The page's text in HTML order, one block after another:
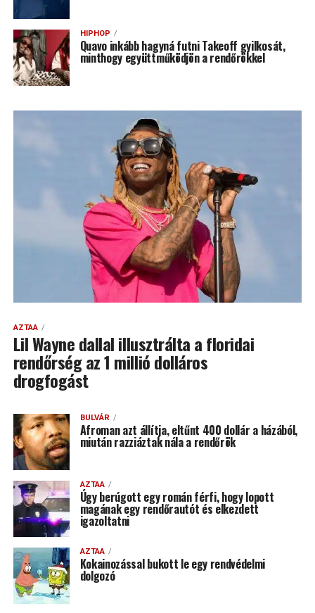
HIPHOP
Quavo inkább hagyná futni Takeoff gyilkosát,
minthogy együttműködjön a rendőrökkel
AZTAA
Lil Wayne dallal illusztrálta a floridai
rendőrség az 1 millió dolláros
drogfogást
BULVÁR
Afroman azt állítja, eltűnt 400 dollár a házából,
miután razziáztak nála a rendőrök
AZTAA
Úgy berúgott egy román férfi, hogy lopott
magának egy rendőrautót és elkezdett
igazoltatni
AZTAA
Kokainozással bukott le egy rendvédelmi
dolgozó